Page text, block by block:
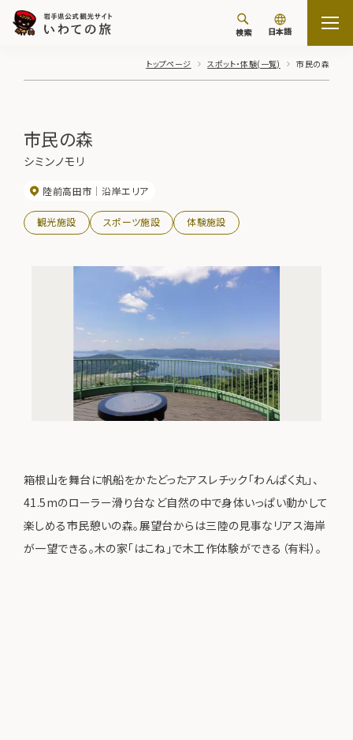
検索 日本語
トップページ スポット・体験(一覧) 市民の森
市民の森
シミンノモリ
陸前高田市 沿岸エリア
観光施設 スポーツ施設 体験施設
箱根山を舞台に帆船をかたどったアスレチック「わんぱく丸」、
41.5mのローラー滑り台など自然の中で身体いっぱい動かして
楽しめる市民憩いの森。展望台からは三陸の見事なリアス海岸
が一望できる。木の家「はこね」で木工作体験ができる（有料）。